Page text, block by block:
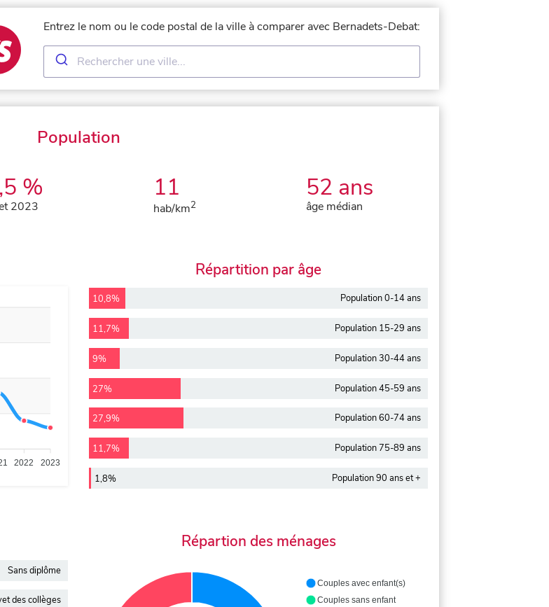
Entrez le nom ou le code postal de la ville à comparer avec Bernadets-Debat:
Population
%
2023
11
hab/km2
52 ans
âge médian
2022 2023
Répartition par âge
10,8% Population 0-14 ans
11,7% Population 15-29 ans
9% Population 30-44 ans
27% Population 45-59 ans
27,9% Population 60-74 ans
11,7% Population 75-89 ans
1,8% Population 90 ans et +
Sans diplôme
des collèges
Répartion des ménages
Couples avec enfant(s)
Couples sans enfant